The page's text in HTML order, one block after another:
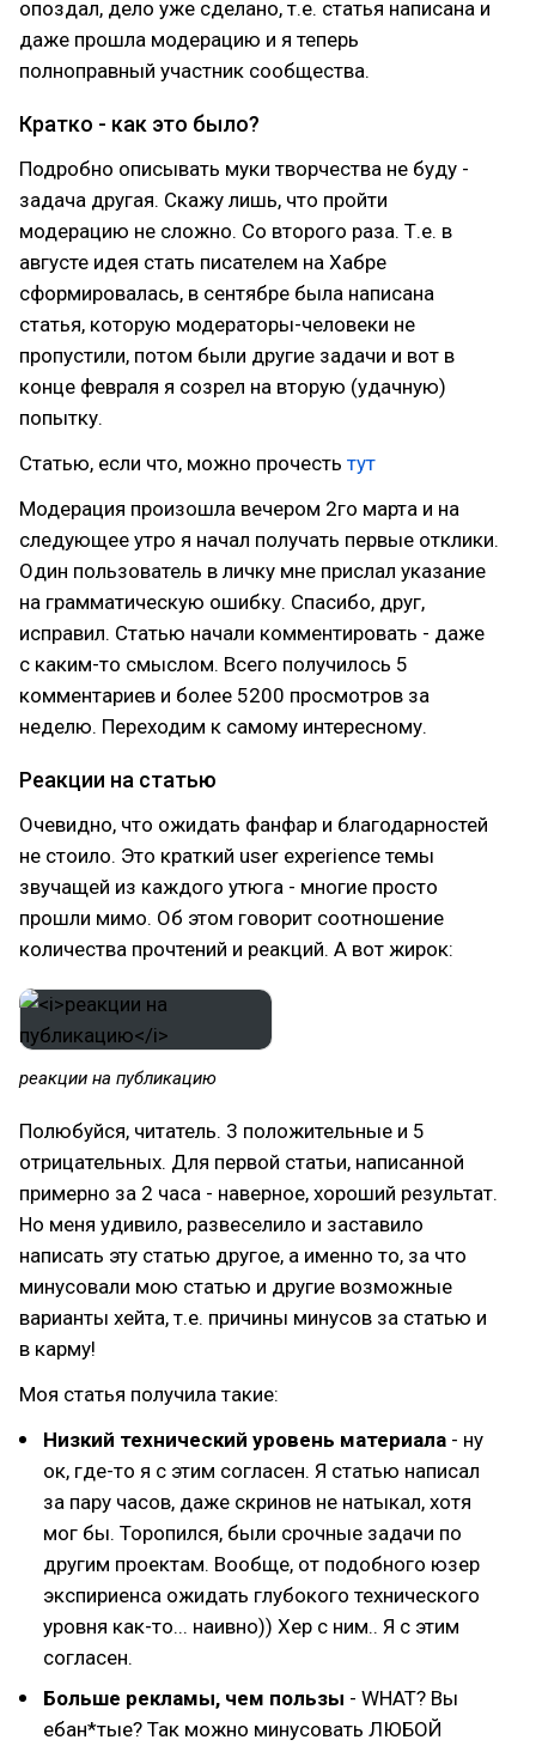
опоздал, дело уже сделано, т.е. статья написана и
даже прошла модерацию и я теперь
полноправный участник сообщества.
Кратко - как это было?
Подробно описывать муки творчества не буду -
задача другая. Скажу лишь, что пройти
модерацию не сложно. Со второго раза. Т.е. в
августе идея стать писателем на Хабре
сформировалась, в сентябре была написана
статья, которую модераторы-человеки не
пропустили, потом были другие задачи и вот в
конце февраля я созрел на вторую (удачную)
попытку.
Статью, если что, можно прочесть тут
Модерация произошла вечером 2го марта и на
следующее утро я начал получать первые отклики.
Один пользователь в личку мне прислал указание
на грамматическую ошибку. Спасибо, друг,
исправил. Статью начали комментировать - даже
с каким-то смыслом. Всего получилось 5
комментариев и более 5200 просмотров за
неделю. Переходим к самому интересному.
Реакции на статью
Очевидно, что ожидать фанфар и благодарностей
не стоило. Это краткий user experience темы
звучащей из каждого утюга - многие просто
прошли мимо. Об этом говорит соотношение
количества прочтений и реакций. А вот жирок:
реакции на публикацию
Полюбуйся, читатель. 3 положительные и 5
отрицательных. Для первой статьи, написанной
примерно за 2 часа - наверное, хороший результат.
Но меня удивило, развеселило и заставило
написать эту статью другое, а именно то, за что
минусовали мою статью и другие возможные
варианты хейта, т.е. причины минусов за статью и
в карму!
Моя статья получила такие:
Низкий технический уровень материала - ну
ок, где-то я с этим согласен. Я статью написал
за пару часов, даже скринов не натыкал, хотя
мог бы. Торопился, были срочные задачи по
другим проектам. Вообще, от подобного юзер
экспириенса ожидать глубокого технического
уровня как-то... наивно)) Хер с ним.. Я с этим
согласен.
Больше рекламы, чем пользы - WHAT? Вы
ебан*тые? Так можно минусовать ЛЮБОЙ